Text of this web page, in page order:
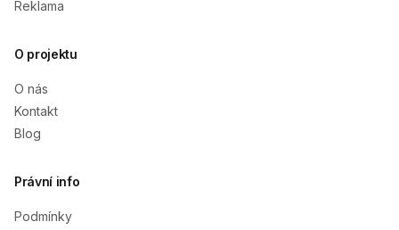
Reklama
O projektu
O nás
Kontakt
Blog
Právní info
Podmínky